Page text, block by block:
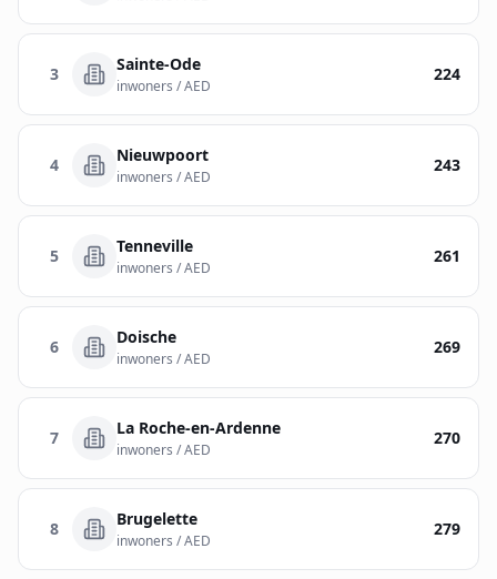
Email
Feedback
Send Feedback
English
3 Sainte-Ode
inwoners / AED
224
4 Nieuwpoort
inwoners / AED
243
5 Tenneville
inwoners / AED
261
6 Doische
inwoners / AED
269
7 La Roche-en-Ardenne
inwoners / AED
270
8 Brugelette
inwoners / AED
279